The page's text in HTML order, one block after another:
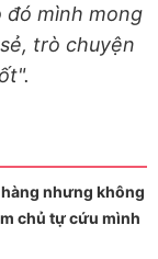
đó mình mong
trò chuyện
nhưng không
chủ tự cứu mình